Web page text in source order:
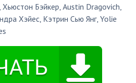
,Хьюстон Бэйкер,Austin Dragovich,
Хэйес, Кэтрин Сью Янг,Yolie